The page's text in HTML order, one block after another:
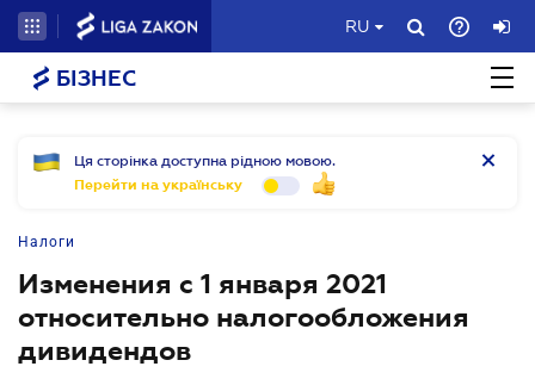
RU
БІЗНЕС
Ця сторінка доступна рідною мовою.
Перейти на українську
Налоги
Изменения с 1 января 2021
относительно налогообложения
дивидендов